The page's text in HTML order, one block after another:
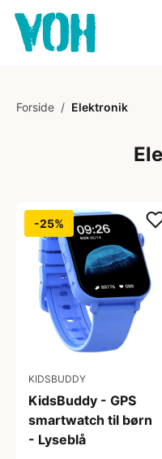
Forside / Elektronik
-25%
KIDSBUDDY
KidsBuddy - GPS
smartwatch til børn
- Lyseblå